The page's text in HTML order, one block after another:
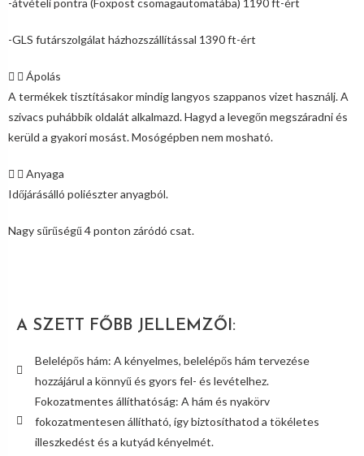
-átvételi pontra (Foxpost csomagautomatába) 1190 ft-ért
-GLS futárszolgálat házhozszállítással 1390 ft-ért
Ápolás
A termékek tisztításakor mindig langyos szappanos vizet használj. A
szivacs puhábbik oldalát alkalmazd. Hagyd a levegőn megszáradni és
kerüld a gyakori mosást. Mosógépben nem mosható.
Anyaga
Időjárásálló poliészter anyagból.
Nagy sűrűségű 4 ponton záródó csat.
A SZETT FŐBB JELLEMZŐI:
Belelépős hám: A kényelmes, belelépős hám tervezése
hozzájárul a könnyű és gyors fel- és levételhez.
Fokozatmentes állíthatóság: A hám és nyakörv
fokozatmentesen állítható, így biztosíthatod a tökéletes
illeszkedést és a kutyád kényelmét.